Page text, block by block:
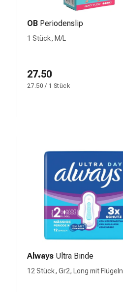
OB Periodenslip
1 Stück, M/L
27.50
27.50 / 1 Stück
Always Ultra Binde
12 Stück, Gr2, Long mit Flügeln